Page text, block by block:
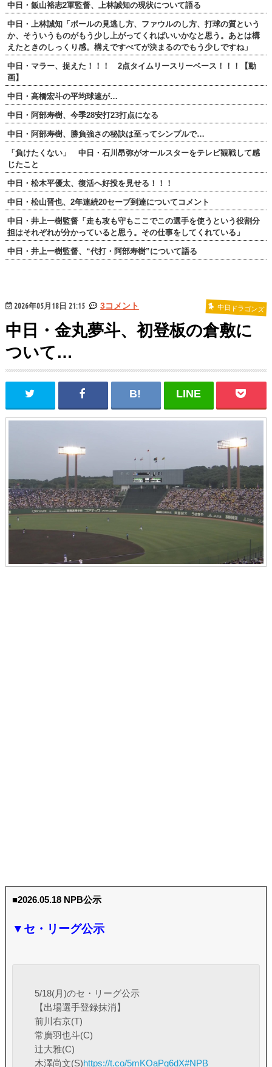
中日・飯山裕志2軍監督、上林誠知の現状について語る
中日・上林誠知「ボールの見逃し方、ファウルのし方、打球の質という
か、そういうものがもう少し上がってくればいいかなと思う。あとは構
えたときのしっくり感。構えですべてが決まるのでもう少しですね」
中日・マラー、捉えた！！！ 2点タイムリースリーベース！！！【動
画】
中日・高橋宏斗の平均球速が…
中日・阿部寿樹、今季28安打23打点になる
中日・阿部寿樹、勝負強さの秘訣は至ってシンプルで…
「負けたくない」 中日・石川昂弥がオールスターをテレビ観戦して感
じたこと
中日・松木平優太、復活へ好投を見せる！！！
中日・松山晋也、2年連続20セーブ到達についてコメント
中日・井上一樹監督「走も攻も守もここでこの選手を使うという役割分
担はそれぞれが分かっていると思う。その仕事をしてくれている」
中日・井上一樹監督、“代打・阿部寿樹”について語る
2026年05月18日 21:15 3コメント 中日ドラゴンズ
中日・金丸夢斗、初登板の倉敷に
ついて…
■2026.05.18 NPB公示
▼セ・リーグ公示
5/18(月)のセ・リーグ公示
【出場選手登録抹消】
前川右京(T)
常廣羽也斗(C)
辻大雅(C)
木澤尚文(S)https://t.co/5mKOaPg6dX#NPB